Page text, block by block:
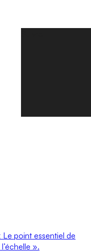
point essentiel de
».